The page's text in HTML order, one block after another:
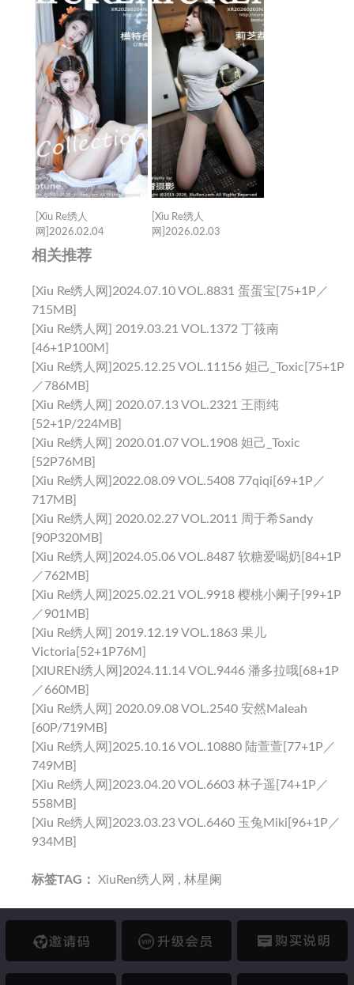
897MB]
1.00GB]
[Xiu Re绣人
网]2026.02.04
VOL.11315 Twins-桃之
夭夭[82+1P／1.14GB]
[Xiu Re绣人
网]2026.02.03
相关推荐
[Xiu Re绣人网]2024.07.10 VOL.8831 蛋蛋宝[75+1P／
715MB]
[Xiu Re绣人网] 2019.03.21 VOL.1372 丁筱南
[46+1P100M]
[Xiu Re绣人网]2025.12.25 VOL.11156 妲己_Toxic[75+1P
／786MB]
[Xiu Re绣人网] 2020.07.13 VOL.2321 王雨纯
[52+1P/224MB]
[Xiu Re绣人网] 2020.01.07 VOL.1908 妲己_Toxic
[52P76MB]
[Xiu Re绣人网]2022.08.09 VOL.5408 77qiqi[69+1P／
717MB]
[Xiu Re绣人网] 2020.02.27 VOL.2011 周于希Sandy
[90P320MB]
[Xiu Re绣人网]2024.05.06 VOL.8487 软糖爱喝奶[84+1P
／762MB]
[Xiu Re绣人网]2025.02.21 VOL.9918 樱桃小阑子[99+1P
／901MB]
[Xiu Re绣人网] 2019.12.19 VOL.1863 果儿
Victoria[52+1P76M]
[XIUREN绣人网]2024.11.14 VOL.9446 潘多拉哦[68+1P
／660MB]
[Xiu Re绣人网] 2020.09.08 VOL.2540 安然Maleah
[60P/719MB]
[Xiu Re绣人网]2025.10.16 VOL.10880 陆萱萱[77+1P／
749MB]
[Xiu Re绣人网]2023.04.20 VOL.6603 林子遥[74+1P／
558MB]
[Xiu Re绣人网]2023.03.23 VOL.6460 玉兔miki[96+1P／
934MB]
标签TAG： XiuRen绣人网 , 林星阑
邀请码 升级会员 购买说明